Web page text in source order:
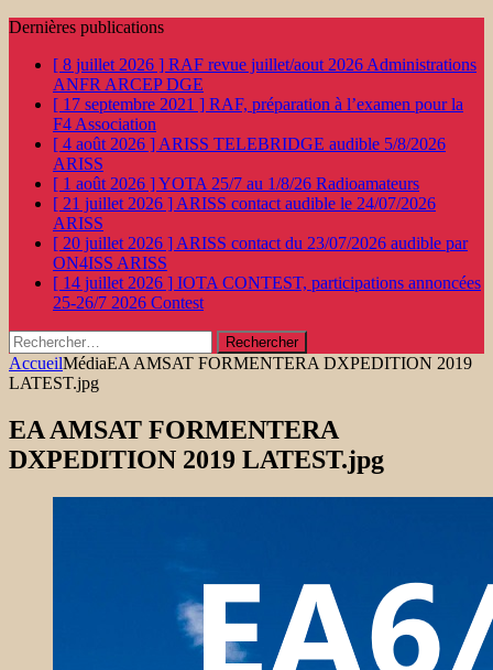
Dernières publications
[ 8 juillet 2026 ] RAF revue juillet/aout 2026 Administrations
ANFR ARCEP DGE
[ 17 septembre 2021 ] RAF, préparation à l’examen pour la
F4 Association
[ 4 août 2026 ] ARISS TELEBRIDGE audible 5/8/2026
ARISS
[ 1 août 2026 ]YOTA 25/7 au 1/8/26 Radioamateurs
[ 21 juillet 2026 ] ARISS contact audible le 24/07/2026
ARISS
[ 20 juillet 2026 ] ARISS contact du 23/07/2026 audible par
ON4ISS ARISS
[ 14 juillet 2026 ] IOTA CONTEST, participations annoncées
25-26/7 2026 Contest
Rechercher :
AccueilMédiaEA AMSAT FORMENTERA DXPEDITION 2019
LATEST.jpg
EA AMSAT FORMENTERA
DXPEDITION 2019 LATEST.jpg